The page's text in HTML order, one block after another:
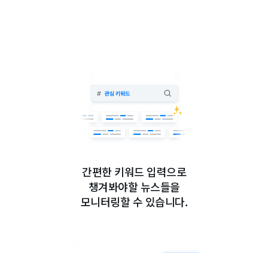
간편한 키워드 입력으로
챙겨봐야할 뉴스들을
모니터링할 수 있습니다.